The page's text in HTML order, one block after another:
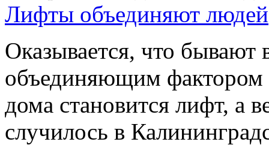
Лифты объединяют людей
Оказывается, что бывают
объединяющим фактором
дома становится лифт, а
случилось в